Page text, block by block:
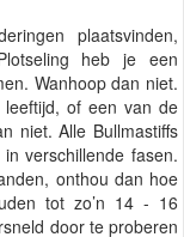
plaatsvinden,
heb je een
Wanhoop dan niet.
leeftijd, of een van de
niet. Alle Bullmastiffs
verschillende fasen.
onthou dan hoe
tot zo’n 14 - 16
door te proberen